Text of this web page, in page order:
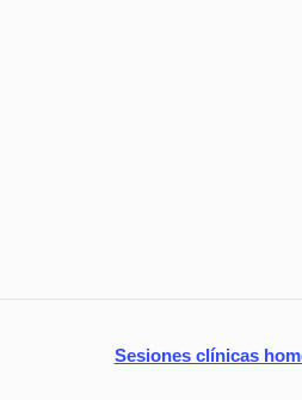
Sesiones clínicas